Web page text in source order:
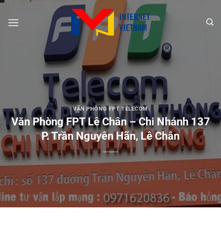
Chuyển
đến
VĂN PHÒNG FPT TELECOM
Văn Phòng FPT Lê Chân – Chi Nhánh 137
P. Trần Nguyên Hãn, Lê Chân